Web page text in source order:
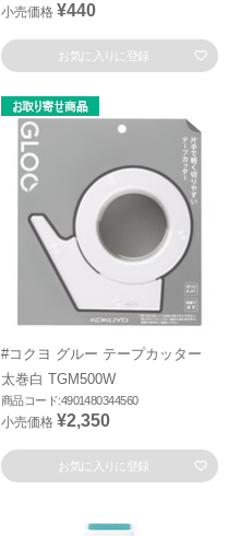
小売価格 ¥440
お気に入りに登録
#コクヨ グルー テープカッター
太巻白 TGM500W
商品コード:4901480344560
小売価格 ¥2,350
お気に入りに登録